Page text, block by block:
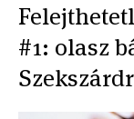
#1: olasz